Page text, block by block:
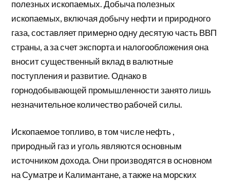
полезных ископаемых. Добыча полезных
ископаемых, включая добычу нефти и природного
газа, составляет примерно одну десятую часть ВВП
страны, а за счет экспорта и налогообложения она
вносит существенный вклад в валютные
поступления и развитие. Однако в
горнодобывающей промышленности занято лишь
незначительное количество рабочей силы.
Ископаемое топливо, в том численефть,
природный газ и угольявляютсяосновным
источником дохода. Они производятся в основном
на Суматре и Калимантане, а также на морских